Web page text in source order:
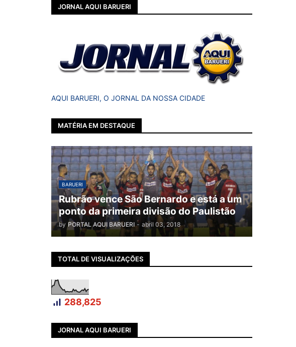
JORNAL AQUI BARUERI
AQUI BARUERI, O JORNAL DA NOSSA CIDADE
MATÉRIA EM DESTAQUE
BARUERI
Rubrão vence São Bernardo e está a um
ponto da primeira divisão do Paulistão
by PORTAL AQUI BARUERI - abril 03, 2018
TOTAL DE VISUALIZAÇÕES
288,825
JORNAL AQUI BARUERI